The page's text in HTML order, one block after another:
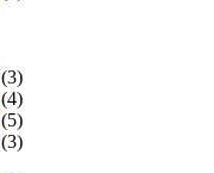
(3)
(4)
(5)
(3)